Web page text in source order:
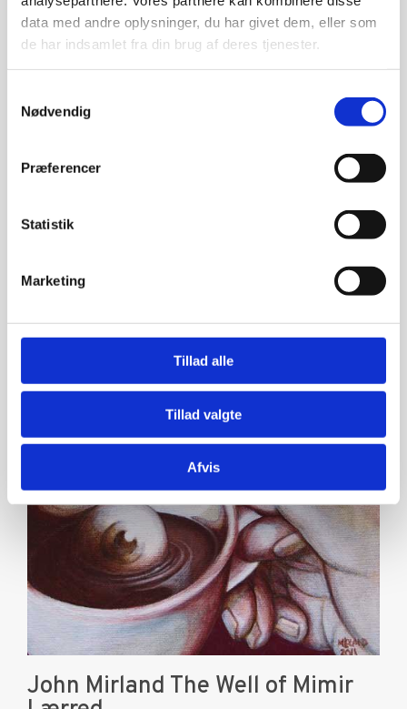
data med andre oplysninger, du har givet dem, eller som
de har indsamlet fra din brug af deres tjenester.
Nødvendig
Præferencer
Statistik
Marketing
Tillad alle
Tillad valgte
Afvis
Fetich 2
Henning U. Sørensen
40×30
kr.1.750,00
John Mirland The Well of Mimir